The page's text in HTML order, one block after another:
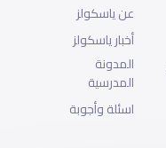
عن ياسكولز
أخبار ياسكولز
المدونة
المدرسية
اسئلة وأجوبة